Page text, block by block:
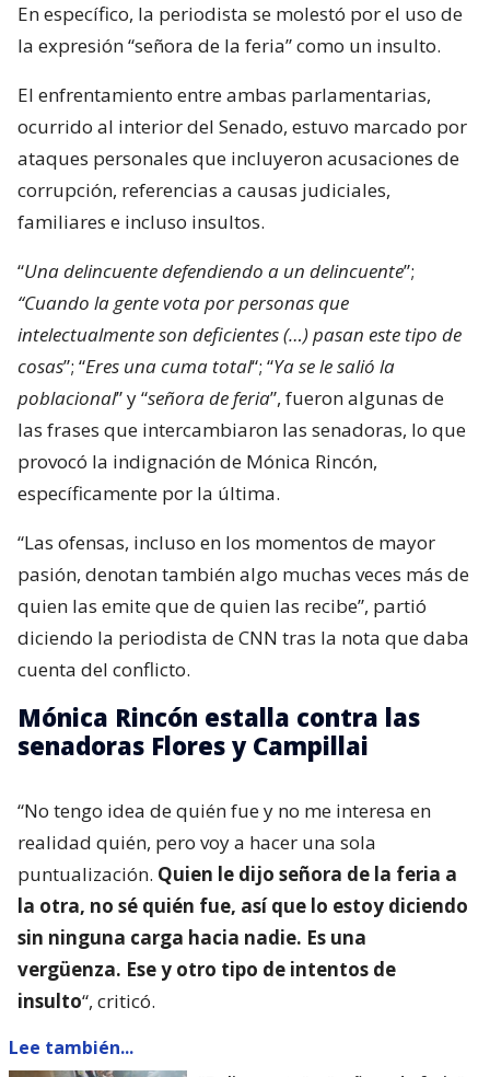
En específico, la periodista se molestó por el uso de
la expresión “señora de la feria” como un insulto.
El enfrentamiento entre ambas parlamentarias,
ocurrido al interior del Senado, estuvo marcado por
ataques personales que incluyeron acusaciones de
corrupción, referencias a causas judiciales,
familiares e incluso insultos.
“Una delincuente defendiendo a un delincuente”;
“Cuando la gente vota por personas que
intelectualmente son deficientes (…) pasan este tipo de
cosas”; “Eres una cuma total“; “Ya se le salió la
poblacional” y “señora de feria”, fueron algunas de
las frases que intercambiaron las senadoras, lo que
provocó la indignación de Mónica Rincón,
específicamente por la última.
“Las ofensas, incluso en los momentos de mayor
pasión, denotan también algo muchas veces más de
quien las emite que de quien las recibe”, partió
diciendo la periodista de CNN tras la nota que daba
cuenta del conflicto.
Mónica Rincón estalla contra las
senadoras Flores y Campillai
“No tengo idea de quién fue y no me interesa en
realidad quién, pero voy a hacer una sola
puntualización. Quien le dijo señora de la feria a
la otra, no sé quién fue, así que lo estoy diciendo
sin ninguna carga hacia nadie. Es una
vergüenza. Ese y otro tipo de intentos de
insulto“, criticó.
Lee también...